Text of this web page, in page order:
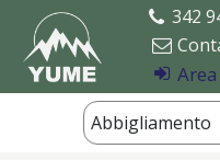
342
Abbigliamento